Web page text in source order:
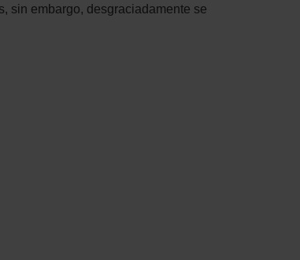
sin embargo, desgraciadamente se